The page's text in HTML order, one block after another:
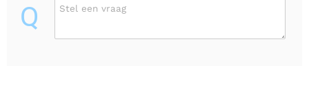
Q Stel een vraag